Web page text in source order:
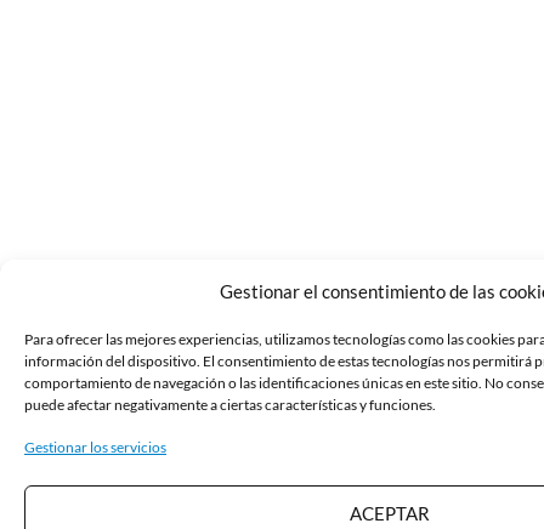
Gestionar el consentimiento de las
Para ofrecer las mejores experiencias, utilizamos tecnologías como las cookies
información del dispositivo. El consentimiento de estas tecnologías nos permitirá
comportamiento de navegación o las identificaciones únicas en este sitio. No
puede afectar negativamente a ciertas características y funciones.
Gestionar los servicios
ACEPTAR